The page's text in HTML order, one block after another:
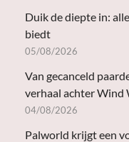
Duik de diepte in:
biedt
05/08/2026
Van gecanceld
verhaal achter Wind
04/08/2026
Palworld krijgt een